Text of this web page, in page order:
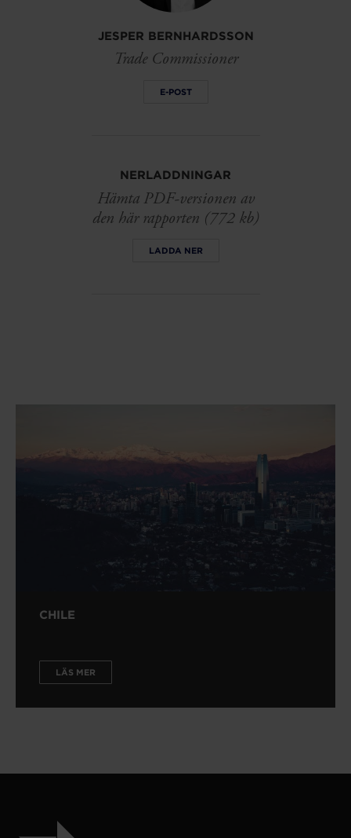
JESPER BERNHARDSSON
Trade Commissioner
E-POST
NERLADDNINGAR
Hämta PDF-versionen av
den här rapporten (772 kb)
LADDA NER
CHILE
LÄS MER